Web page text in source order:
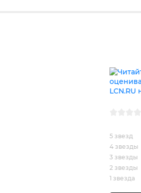
5 звезд
4 звезды
3 звезды
2 звезды
1 звезда